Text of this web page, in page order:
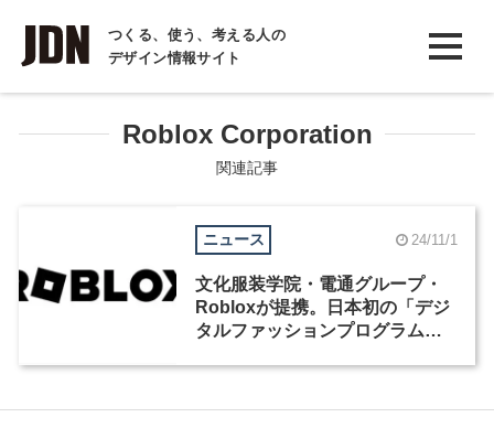
つくる、使う、考える人の
デザイン情報サイト
INTERVIEW
インタビュー
REPORT
Roblox Corporation
関連記事
ニュース 24/11/1
文化服装学院・電通グループ・
Robloxが提携。日本初の「デジ
タルファッションプログラム」